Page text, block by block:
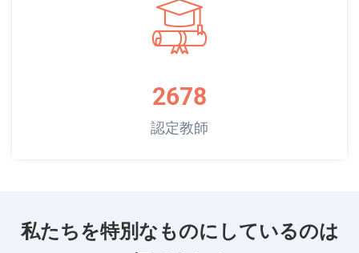
2678
認定教師
私たちを特別なものにしているのは